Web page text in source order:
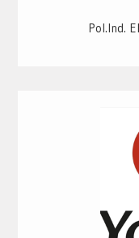
Pol.Ind.